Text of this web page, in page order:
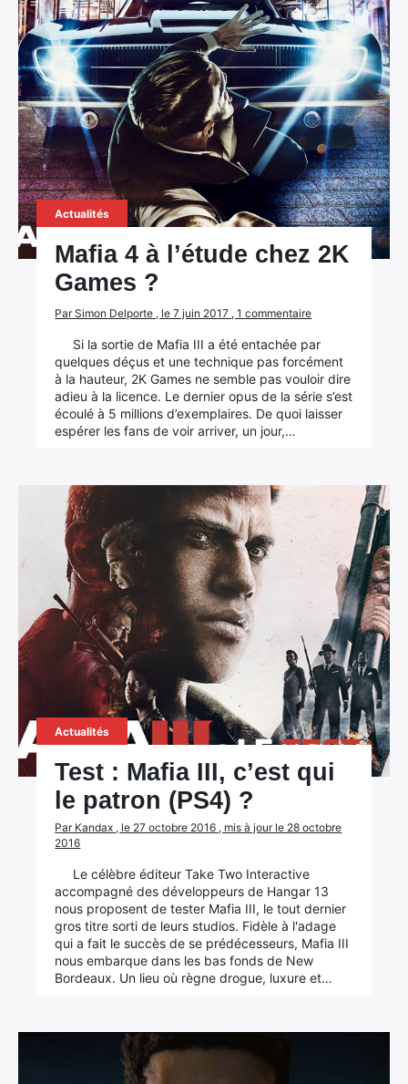
Actualités
Mafia 4 à l’étude chez 2K
Games ?
Par Simon Delporte , le 7 juin 2017 , 1 commentaire
Si la sortie de Mafia III a été entachée par
quelques déçus et une technique pas forcément
à la hauteur, 2K Games ne semble pas vouloir dire
adieu à la licence. Le dernier opus de la série s’est
écoulé à 5 millions d’exemplaires. De quoi laisser
espérer les fans de voir arriver, un jour,…
Actualités
Test : Mafia III, c’est qui
le patron (PS4) ?
Par Kandax , le 27 octobre 2016 , mis à jour le 28 octobre
2016
Le célèbre éditeur Take Two Interactive
accompagné des développeurs de Hangar 13
nous proposent de tester Mafia III, le tout dernier
gros titre sorti de leurs studios. Fidèle à l'adage
qui a fait le succès de se prédécesseurs, Mafia III
nous embarque dans les bas fonds de New
Bordeaux. Un lieu où règne drogue, luxure et…